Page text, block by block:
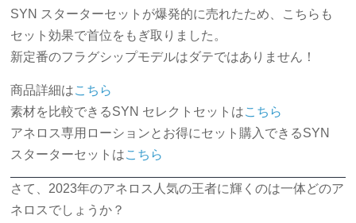
SYN スターターセットが爆発的に売れたため、こちらも
セット効果で首位をもぎ取りました。
新定番のフラグシップモデルはダテではありません！
商品詳細はこちら
素材を比較できるSYN セレクトセットはこちら
アネロス専用ローションとお得にセット購入できるSYN
スターターセットはこちら
さて、2023年のアネロス人気の王者に輝くのは一体どのア
ネロスでしょうか？